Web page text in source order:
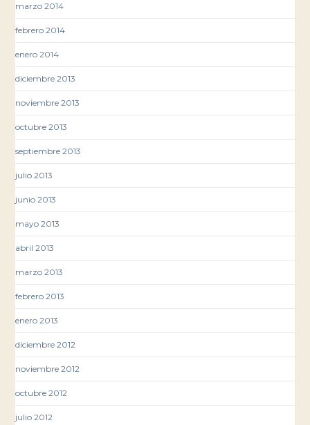
marzo 2014
febrero 2014
enero 2014
diciembre 2013
noviembre 2013
octubre 2013
septiembre 2013
julio 2013
junio 2013
mayo 2013
abril 2013
marzo 2013
febrero 2013
enero 2013
diciembre 2012
noviembre 2012
octubre 2012
julio 2012